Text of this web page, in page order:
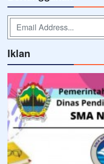
Iklan